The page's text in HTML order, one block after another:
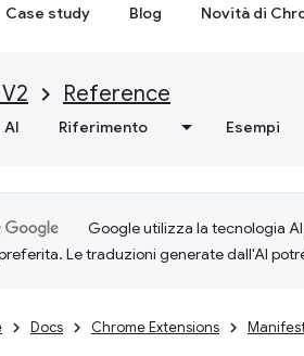
Case study Blog Novità di
Reference
AI Riferimento Esempi
Google utilizza la tecnologia
Le traduzioni generate dall'AI
Docs Chrome Extensions